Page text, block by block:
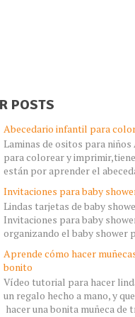
POSTS
Abecedario infantil para
Laminas de ositos para
para colorear y
están por aprender el
Invitaciones para baby
Lindas tarjetas de baby
Invitaciones para baby
organizando el baby shower
Aprende cómo hacer
bonito
Vídeo tutorial para hacer
un regalo hecho a mano, y
hacer una bonita muñeca de